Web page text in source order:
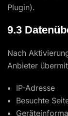
Plugin).
9.3
Nach
Anbieter
IP-Adresse
Besuchte